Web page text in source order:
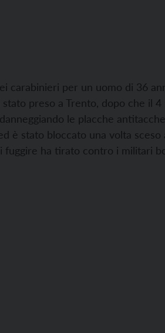
carabinieri per un uomo di 36
preso a Trento, dopo che il 4
le placche
è stato bloccato una volta sceso
fuggire ha tirato contro i militari